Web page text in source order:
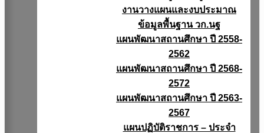
งานวางแผนและงบประมาณ
ข้อมูลพื้นฐาน วก.นฐ
แผนพัฒนาสถานศึกษา ปี 2558-
2562
แผนพัฒนาสถานศึกษา ปี 2568-
2572
แผนพัฒนาสถานศึกษา ปี 2563-
2567
แผนปฏิบัติราชการ – ประจำ